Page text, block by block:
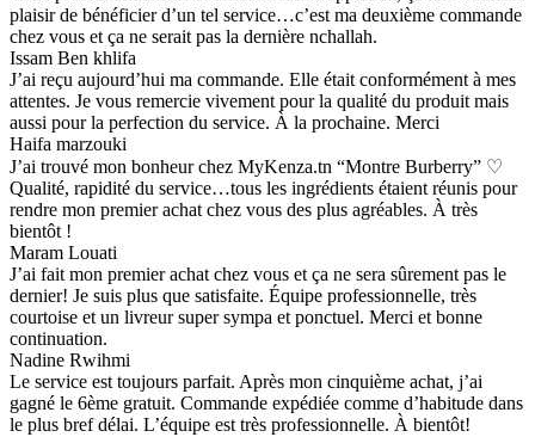
plaisir de bénéficier d’un tel service…c’est ma deuxième commande
chez vous et ça ne serait pas la dernière nchallah.
Issam Ben khlifa
J’ai reçu aujourd’hui ma commande. Elle était conformément à mes
attentes. Je vous remercie vivement pour la qualité du produit mais
aussi pour la perfection du service. À la prochaine. Merci
Haifa marzouki
J’ai trouvé mon bonheur chez MyKenza.tn “Montre Burberry” ♡
Qualité, rapidité du service…tous les ingrédients étaient réunis pour
rendre mon premier achat chez vous des plus agréables. À très
bientôt !
Maram Louati
J’ai fait mon premier achat chez vous et ça ne sera sûrement pas le
dernier! Je suis plus que satisfaite. Équipe professionnelle, très
courtoise et un livreur super sympa et ponctuel. Merci et bonne
continuation.
Nadine Rwihmi
Le service est toujours parfait. Après mon cinquième achat, j’ai
gagné le 6ème gratuit. Commande expédiée comme d’habitude dans
le plus bref délai. L’équipe est très professionnelle. À bientôt!